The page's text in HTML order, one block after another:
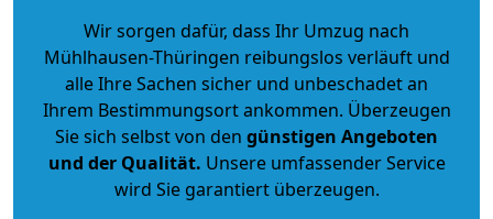
Wir sorgen dafür, dass Ihr Umzug nach
Mühlhausen-Thüringen reibungslos verläuft und
alle Ihre Sachen sicher und unbeschadet an
Ihrem Bestimmungsort ankommen. Überzeugen
Sie sich selbst von den günstigen Angeboten
und der Qualität. Unsere umfassender Service
wird Sie garantiert überzeugen.